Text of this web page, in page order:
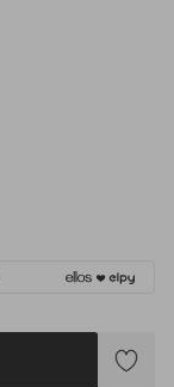
Lägg